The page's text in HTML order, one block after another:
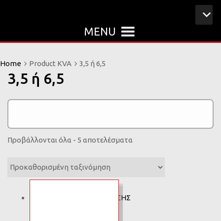
MENU
Home Product KVA 3,5 ή 6,5
3,5 ή 6,5
Προβάλλονται όλα - 5 αποτελέσματα